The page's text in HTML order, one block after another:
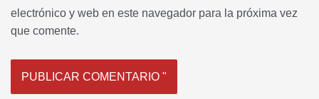
electrónico y web en este navegador para la próxima vez
que comente.